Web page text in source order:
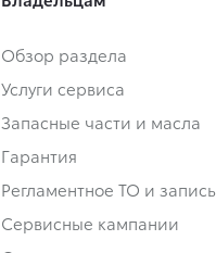
Обзор раздела
Услуги сервиса
Запасные части и масла
Гарантия
Регламентное ТО и запись
Сервисные кампании